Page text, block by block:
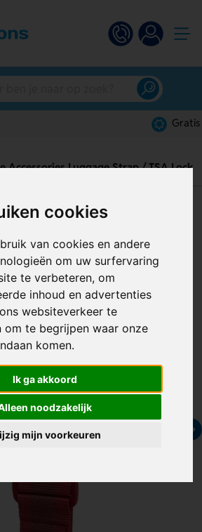
cookies
van cookies en andere
om uw surfervaring
te verbeteren, om
inhoud en advertenties
websiteverkeer te
om te begrijpen waar onze
komen.
Ik ga akkoord
noodzakelijk
mijn voorkeuren
Accessories Luggage Strap / TSA Lock
Accessories
/ TSA Lock